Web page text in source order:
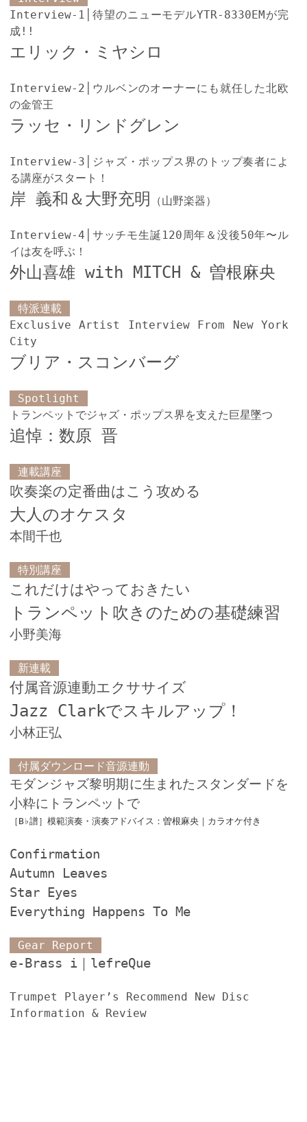
Interview-1│待望のニューモデルYTR-8330EMが完
成!!
エリック・ミヤシロ
Interview-2│ウルベンのオーナーにも就任した北欧
の金管王
ラッセ・リンドグレン
Interview-3│ジャズ・ポップス界のトップ奏者によ
る講座がスタート！
岸 義和＆大野充明 （山野楽器）
Interview-4│サッチモ生誕120周年＆没後50年〜ル
イは友を呼ぶ！
外山喜雄 with MITCH & 曽根麻央
特派連載
Exclusive Artist Interview From New York
City
ブリア・スコンバーグ
Spotlight
トランペットでジャズ・ポップス界を支えた巨星墜つ
追悼：数原 晋
連載講座
吹奏楽の定番曲はこう攻める
大人のオケスタ
本間千也
特別講座
これだけはやっておきたい
トランペット吹きのための基礎練習
小野美海
新連載
付属音源連動エクササイズ
Jazz Clarkでスキルアップ！
小林正弘
付属ダウンロード音源連動
モダンジャズ黎明期に生まれたスタンダードを
小粋にトランペットで
［B♭譜］模範演奏・演奏アドバイス：曽根麻央｜カラオケ付き
Confirmation
Autumn Leaves
Star Eyes
Everything Happens To Me
Gear Report
e-Brass i｜lefreQue
Trumpet Player’s Recommend New Disc
Information & Review